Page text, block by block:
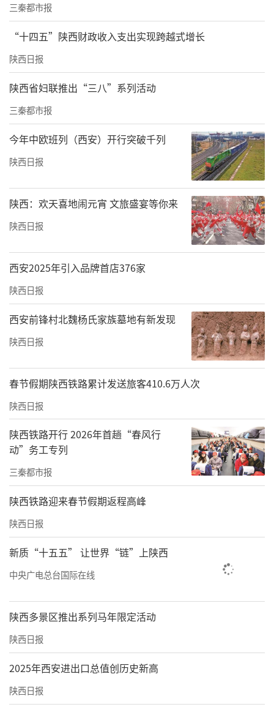
三秦都市报
“十四五”陕西财政收入支出实现跨越式增长
陕西日报
陕西省妇联推出“三八”系列活动
三秦都市报
今年中欧班列（西安）开行突破千列
陕西日报
陕西：欢天喜地闹元宵 文旅盛宴等你来
陕西日报
西安2025年引入品牌首店376家
陕西日报
西安前锋村北魏杨氏家族墓地有新发现
陕西日报
春节假期陕西铁路累计发送旅客410.6万人次
陕西日报
陕西铁路开行 2026年首趟“春风行
动”务工专列
三秦都市报
陕西铁路迎来春节假期返程高峰
陕西日报
新质“十五五” 让世界“链”上陕西
中央广电总台国际在线
陕西多景区推出系列马年限定活动
陕西日报
2025年西安进出口总值创历史新高
陕西日报